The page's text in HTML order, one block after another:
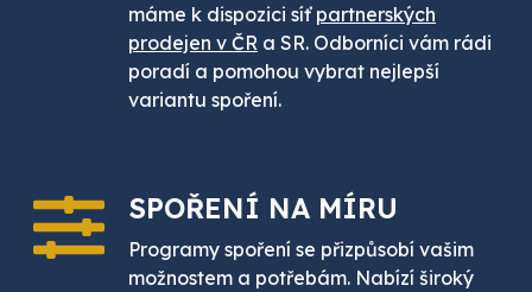
máme k dispozici síť partnerských
prodejen v ČR a SR. Odborníci vám rádi
poradí a pomohou vybrat nejlepší
variantu spoření.
SPOŘENÍ NA MÍRU
Programy spoření se přizpůsobí vašim
možnostem a potřebám. Nabízí široký